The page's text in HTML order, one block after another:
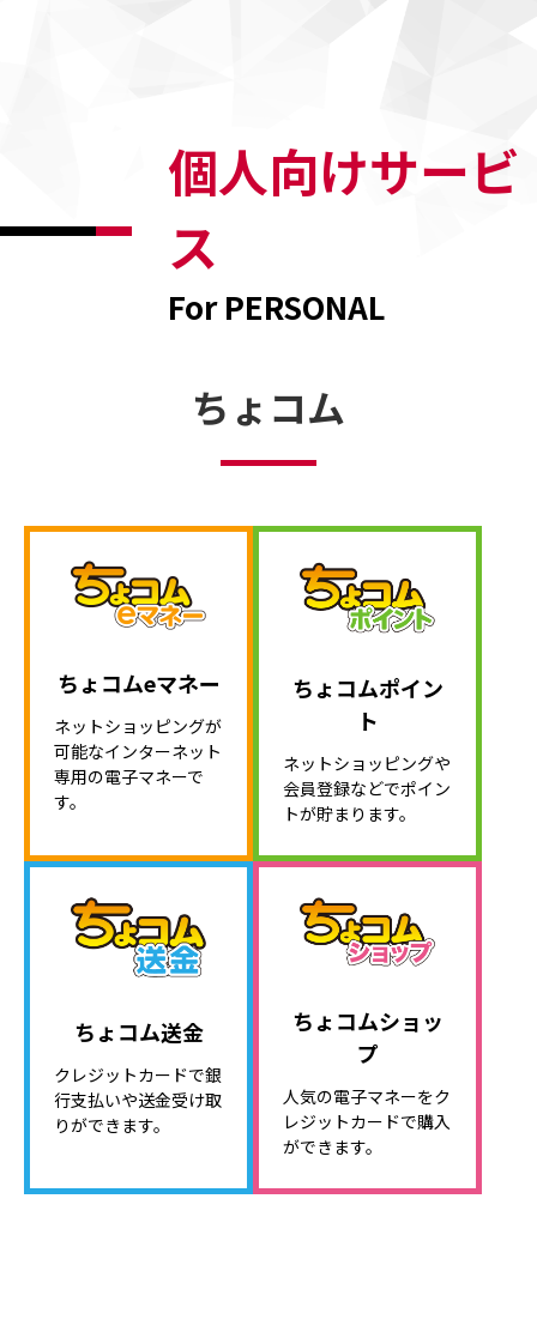
個人向けサービ
ス
For PERSONAL
ちょコム
ちょコムeマネー
ネットショッピングが
可能なインターネット
専用の電子マネーで
す。
ちょコムポイン
ト
ネットショッピングや
会員登録などでポイン
トが貯まります。
ちょコム送金
クレジットカードで銀
行支払いや送金受け取
りができます。
ちょコムショッ
プ
人気の電子マネーをク
レジットカードで購入
ができます。